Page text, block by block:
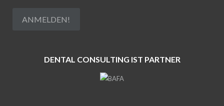
DENTAL CONSULTING IST PARTNER